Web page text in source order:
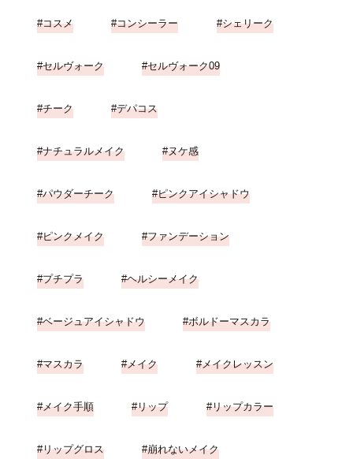
コスメ コンシーラー シェリーク
セルヴォーク セルヴォーク09
チーク デパコス
ナチュラルメイク ヌケ感
パウダーチーク ピンクアイシャドウ
ピンクメイク ファンデーション
プチプラ ヘルシーメイク
ベージュアイシャドウ ボルドーマスカラ
マスカラ メイク メイクレッスン
メイク手順 リップ リップカラー
リップグロス 崩れないメイク